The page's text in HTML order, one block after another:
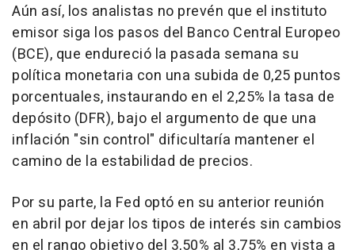
Aún así, los analistas no prevén que el instituto
emisor siga los pasos del Banco Central Europeo
(BCE), que endureció la pasada semana su
política monetaria con una subida de 0,25 puntos
porcentuales, instaurando en el 2,25% la tasa de
depósito (DFR), bajo el argumento de que una
inflación "sin control" dificultaría mantener el
camino de la estabilidad de precios.
Por su parte, la Fed optó en su anterior reunión
en abril por dejar los tipos de interés sin cambios